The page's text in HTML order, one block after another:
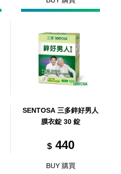
SENTOSA 三多鋅好男人
膜衣錠 30 錠
$440
BUY 購買